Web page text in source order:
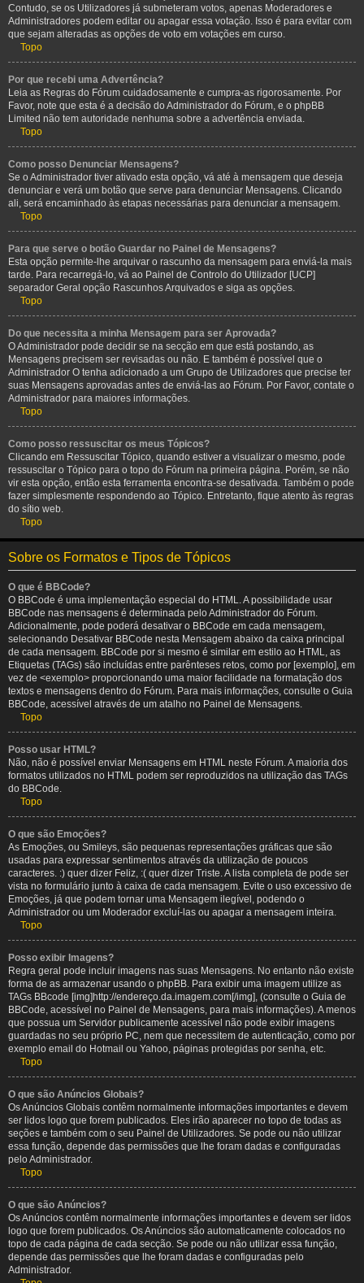
Contudo, se os Utilizadores já submeteram votos, apenas Moderadores e
Administradores podem editar ou apagar essa votação. Isso é para evitar com
que sejam alteradas as opções de voto em votações em curso.
Topo
Por que recebi uma Advertência?
Leia as Regras do Fórum cuidadosamente e cumpra-as rigorosamente. Por
Favor, note que esta é a decisão do Administrador do Fórum, e o phpBB
Limited não tem autoridade nenhuma sobre a advertência enviada.
Topo
Como posso Denunciar Mensagens?
Se o Administrador tiver ativado esta opção, vá até à mensagem que deseja
denunciar e verá um botão que serve para denunciar Mensagens. Clicando
ali, será encaminhado às etapas necessárias para denunciar a mensagem.
Topo
Para que serve o botão Guardar no Painel de Mensagens?
Esta opção permite-lhe arquivar o rascunho da mensagem para enviá-la mais
tarde. Para recarregá-lo, vá ao Painel de Controlo do Utilizador [UCP]
separador Geral opção Rascunhos Arquivados e siga as opções.
Topo
Do que necessita a minha Mensagem para ser Aprovada?
O Administrador pode decidir se na secção em que está postando, as
Mensagens precisem ser revisadas ou não. E também é possível que o
Administrador O tenha adicionado a um Grupo de Utilizadores que precise ter
suas Mensagens aprovadas antes de enviá-las ao Fórum. Por Favor, contate o
Administrador para maiores informações.
Topo
Como posso ressuscitar os meus Tópicos?
Clicando em Ressuscitar Tópico, quando estiver a visualizar o mesmo, pode
ressuscitar o Tópico para o topo do Fórum na primeira página. Porém, se não
vir esta opção, então esta ferramenta encontra-se desativada. Também o pode
fazer simplesmente respondendo ao Tópico. Entretanto, fique atento às regras
do sítio web.
Topo
Sobre os Formatos e Tipos de Tópicos
O que é BBCode?
O BBCode é uma implementação especial do HTML. A possibilidade usar
BBCode nas mensagens é determinada pelo Administrador do Fórum.
Adicionalmente, pode poderá desativar o BBCode em cada mensagem,
selecionando Desativar BBCode nesta Mensagem abaixo da caixa principal
de cada mensagem. BBCode por si mesmo é similar em estilo ao HTML, as
Etiquetas (TAGs) são incluídas entre parênteses retos, como por [exemplo], em
vez de <exemplo> proporcionando uma maior facilidade na formatação dos
textos e mensagens dentro do Fórum. Para mais informações, consulte o Guia
BBCode, acessível através de um atalho no Painel de Mensagens.
Topo
Posso usar HTML?
Não, não é possível enviar Mensagens em HTML neste Fórum. A maioria dos
formatos utilizados no HTML podem ser reproduzidos na utilização das TAGs
do BBCode.
Topo
O que são Emoções?
As Emoções, ou Smileys, são pequenas representações gráficas que são
usadas para expressar sentimentos através da utilização de poucos
caracteres. :) quer dizer Feliz, :( quer dizer Triste. A lista completa de pode ser
vista no formulário junto à caixa de cada mensagem. Evite o uso excessivo de
Emoções, já que podem tornar uma Mensagem ilegível, podendo o
Administrador ou um Moderador excluí-las ou apagar a mensagem inteira.
Topo
Posso exibir Imagens?
Regra geral pode incluir imagens nas suas Mensagens. No entanto não existe
forma de as armazenar usando o phpBB. Para exibir uma imagem utilize as
TAGs BBcode [img]http://endereço.da.imagem.com[/img], (consulte o Guia de
BBCode, acessível no Painel de Mensagens, para mais informações). A menos
que possua um Servidor publicamente acessível não pode exibir imagens
guardadas no seu próprio PC, nem que necessitem de autenticação, como por
exemplo email do Hotmail ou Yahoo, páginas protegidas por senha, etc.
Topo
O que são Anúncios Globais?
Os Anúncios Globais contêm normalmente informações importantes e devem
ser lidos logo que forem publicados. Eles irão aparecer no topo de todas as
seções e também com o seu Painel de Utilizadores. Se pode ou não utilizar
essa função, depende das permissões que lhe foram dadas e configuradas
pelo Administrador.
Topo
O que são Anúncios?
Os Anúncios contêm normalmente informações importantes e devem ser lidos
logo que forem publicados. Os Anúncios são automaticamente colocados no
topo de cada página de cada secção. Se pode ou não utilizar essa função,
depende das permissões que lhe foram dadas e configuradas pelo
Administrador.